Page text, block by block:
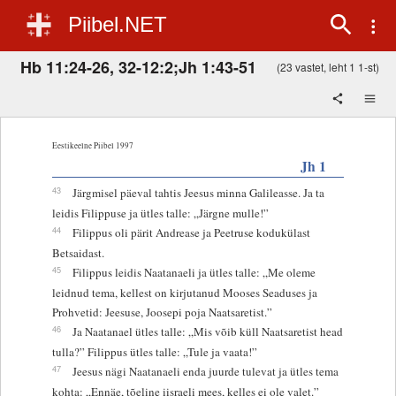
Piibel.NET
Hb 11:24-26, 32-12:2;Jh 1:43-51 (23 vastet, leht 1 1-st)
Eestikeelne Piibel 1997
Jh 1
43
Järgmisel päeval tahtis Jeesus minna Galileasse. Ja ta
leidis Filippuse ja ütles talle: „Järgne mulle!”
44
Filippus oli pärit Andrease ja Peetruse kodukülast
Betsaidast.
45
Filippus leidis Naatanaeli ja ütles talle: „Me oleme
leidnud tema, kellest on kirjutanud Mooses Seaduses ja
Prohvetid: Jeesuse, Joosepi poja Naatsaretist.”
46
Ja Naatanael ütles talle: „Mis võib küll Naatsaretist head
tulla?” Filippus ütles talle: „Tule ja vaata!”
47
Jeesus nägi Naatanaeli enda juurde tulevat ja ütles tema
kohta: „Ennäe, tõeline iisraeli mees, kelles ei ole valet.”